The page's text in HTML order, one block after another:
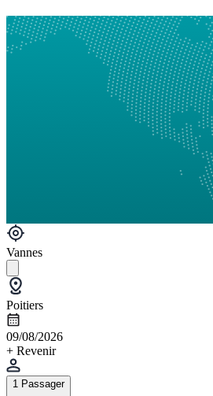
Vannes
Poitiers
09/08/2026
+ Revenir
1 Passager